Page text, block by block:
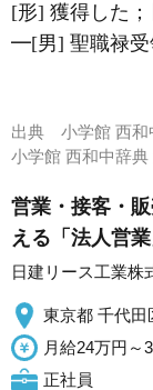
[形] 獲得した；
━[男] 聖職禄受
出典 小学館 西和
小学館 西和中辞
営業・接客・
える「法人営業
日建リース工業株
東京都 千代田
月給24万円～
正社員